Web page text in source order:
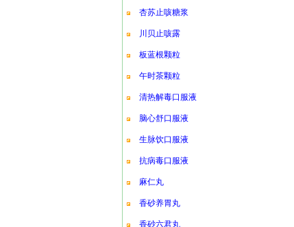
杏苏止咳糖浆
川贝止咳露
板蓝根颗粒
午时茶颗粒
清热解毒口服液
脑心舒口服液
生脉饮口服液
抗病毒口服液
麻仁丸
香砂养胃丸
香砂六君丸